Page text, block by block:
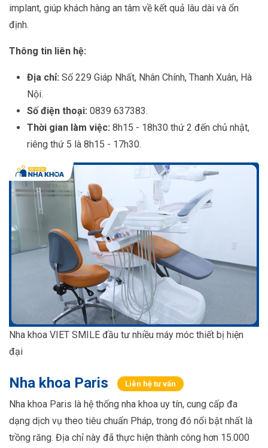
implant, giúp khách hàng an tâm về kết quả lâu dài và ổn
định.
Thông tin liên hệ:
Địa chỉ: Số 229 Giáp Nhất, Nhân Chính, Thanh Xuân, Hà
Nội.
Số điện thoại: 0839 637383.
Thời gian làm việc: 8h15 - 18h30 thứ 2 đến chủ nhật,
riêng thứ 5 là 8h15 - 17h30.
Nha khoa VIET SMILE đầu tư nhiều máy móc thiết bị hiện
đại
Nha khoa Paris Liên hệ tư vấn
Nha khoa Paris là hệ thống nha khoa uy tín, cung cấp đa
dạng dịch vụ theo tiêu chuẩn Pháp, trong đó nổi bật nhất là
trồng răng. Địa chỉ này đã thực hiện thành công hơn 15.000